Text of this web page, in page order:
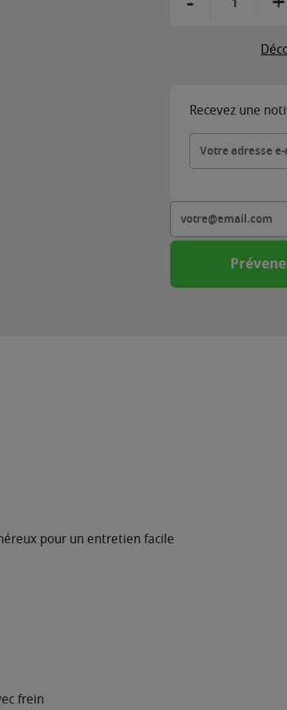
Recevez une
pour un entretien facile
frein